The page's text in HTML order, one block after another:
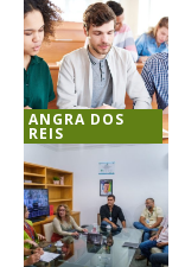
ANGRA DOS
REIS